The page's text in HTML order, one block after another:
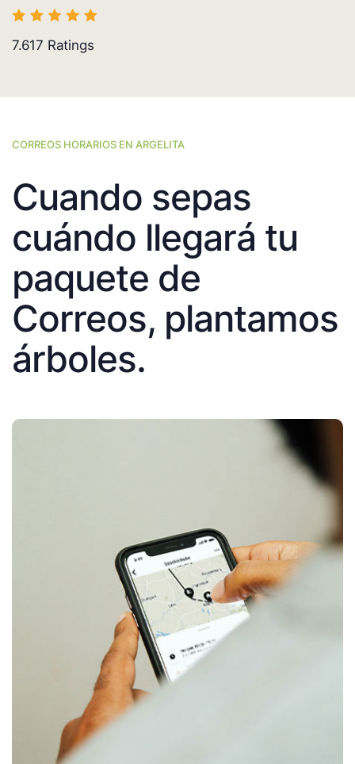
7.617 Ratings
CORREOS HORARIOS EN ARGELITA
Cuando sepas
cuándo llegará tu
paquete de
Correos, plantamos
árboles.